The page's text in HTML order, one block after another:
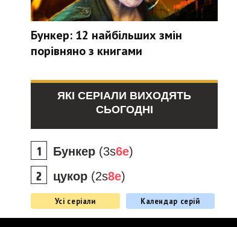
Бункер: 12 найбільших змін
порівняно з книгами
ЯКІ СЕРІАЛИ ВИХОДЯТЬ
СЬОГОДНІ
Бункер (3s6e)
цукор (2s8e)
Усі серіали Календар серій